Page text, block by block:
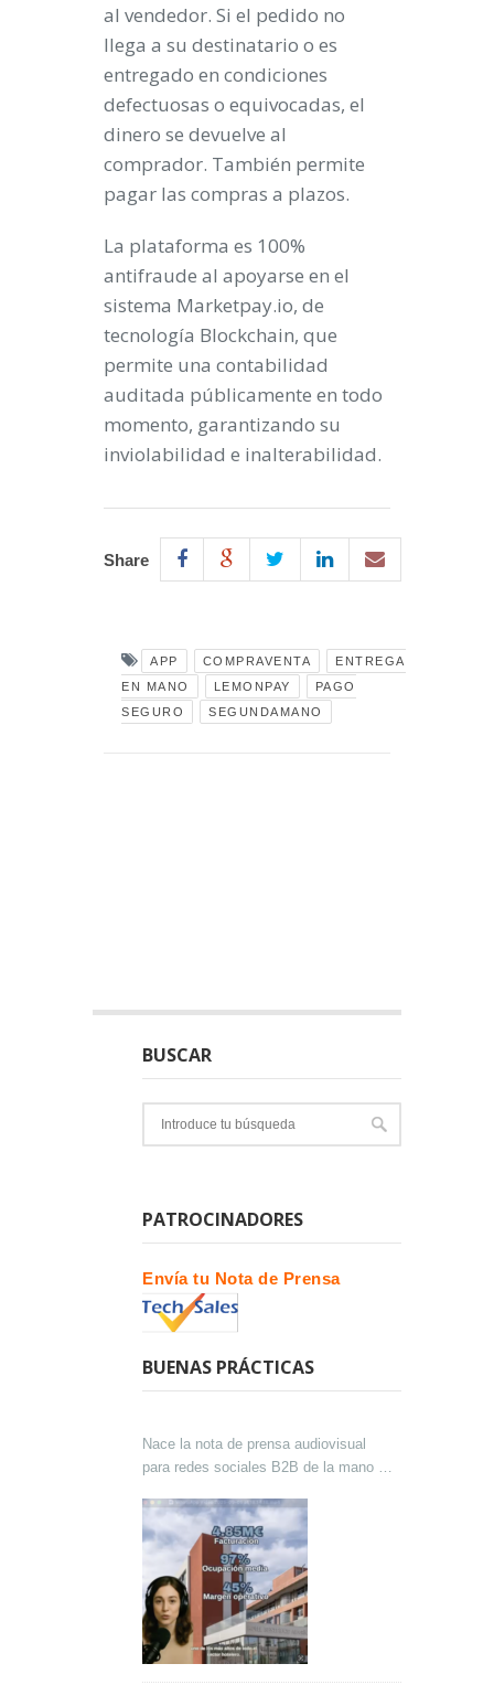
al vendedor. Si el pedido no
llega a su destinatario o es
entregado en condiciones
defectuosas o equivocadas, el
dinero se devuelve al
comprador. También permite
pagar las compras a plazos.
La plataforma es 100%
antifraude al apoyarse en el
sistema Marketpay.io, de
tecnología Blockchain, que
permite una contabilidad
auditada públicamente en todo
momento, garantizando su
inviolabilidad e inalterabilidad.
Share
APP COMPRAVENTA
ENTREGA
EN MANO
LEMONPAY
PAGO
SEGURO
SEGUNDAMANO
BUSCAR
PATROCINADORES
Envía tu Nota de Prensa
BUENAS PRÁCTICAS
Nace la nota de prensa audiovisual
para redes sociales B2B de la mano de